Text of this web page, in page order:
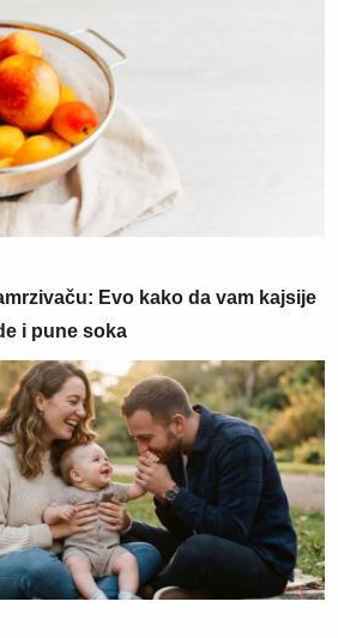
Evo kako da vam kajsije
i pune soka